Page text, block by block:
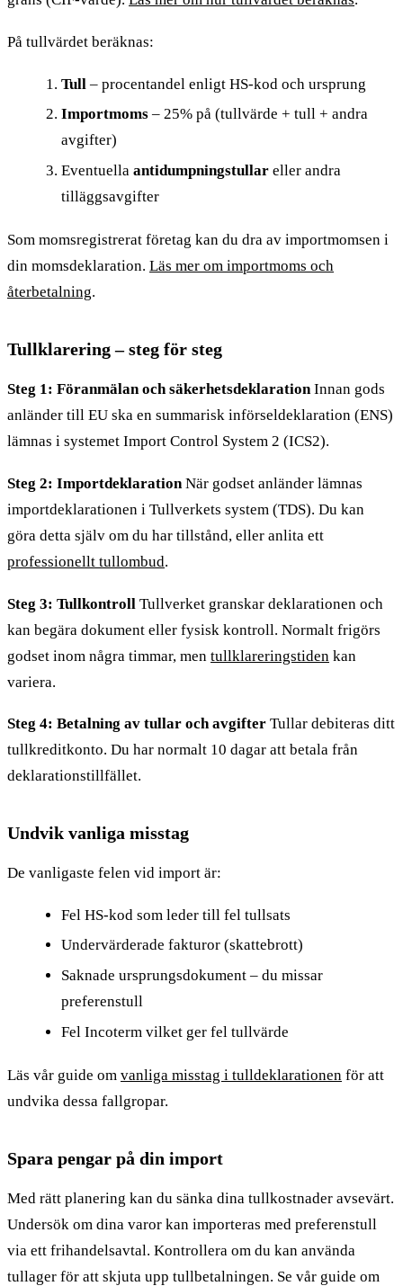
På tullvärdet beräknas:
Tull – procentandel enligt HS-kod och ursprung
Importmoms – 25% på (tullvärde + tull + andra
avgifter)
Eventuella antidumpningstullar eller andra
tilläggsavgifter
Som momsregistrerat företag kan du dra av importmomsen i
din momsdeklaration. Läs mer om importmoms och
återbetalning.
Tullklarering – steg för steg
Steg 1: Föranmälan och säkerhetsdeklarationInnan gods
anländer till EU ska en summarisk införseldeklaration (ENS)
lämnas i systemet Import Control System 2 (ICS2).
Steg 2: ImportdeklarationNär godset anländer lämnas
importdeklarationen i Tullverkets system (TDS). Du kan
göra detta själv om du har tillstånd, eller anlita ett
professionellt tullombud.
Steg 3: Tullkontroll Tullverket granskar deklarationen och
kan begära dokument eller fysisk kontroll. Normalt frigörs
godset inom några timmar, men tullklareringstiden kan
variera.
Steg 4: Betalning av tullar och avgifter Tullar debiteras ditt
tullkreditkonto. Du har normalt 10 dagar att betala från
deklarationstillfället.
Undvik vanliga misstag
De vanligaste felen vid import är:
Fel HS-kod som leder till fel tullsats
Undervärderade fakturor (skattebrott)
Saknade ursprungsdokument – du missar
preferenstull
Fel Incoterm vilket ger fel tullvärde
Läs vår guide om vanliga misstag i tulldeklarationen för att
undvika dessa fallgropar.
Spara pengar på din import
Med rätt planering kan du sänka dina tullkostnader avsevärt.
Undersök om dina varor kan importeras med preferenstull
via ett frihandelsavtal. Kontrollera om du kan använda
tullager för att skjuta upp tullbetalningen. Se vår guide om